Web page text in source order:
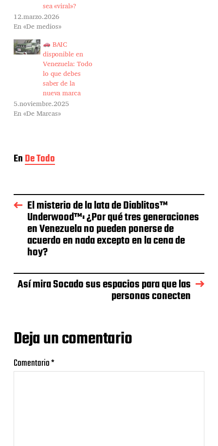
sea «viral»?
12.marzo.2026
En «De medios»
BAIC
disponible en
Venezuela: Todo
lo que debes
saber de la
nueva marca
5.noviembre.2025
En «De Marcas»
EnDe Todo
El misterio de la lata de Diablitos™
Underwood™: ¿Por qué tres generaciones
en Venezuela no pueden ponerse de
acuerdo en nada excepto en la cena de
hoy?
Así mira Socado sus espacios para que las
personas conecten
Deja un comentario
Comentario*